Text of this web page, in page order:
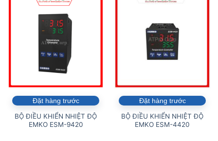
Đặt hàng trước
BỘ ĐIỀU KHIỂN NHIỆT ĐỘ
EMKO ESM-9420
Đặt hàng trước
BỘ ĐIỀU KHIỂN NHIỆT ĐỘ
EMKO ESM-4420